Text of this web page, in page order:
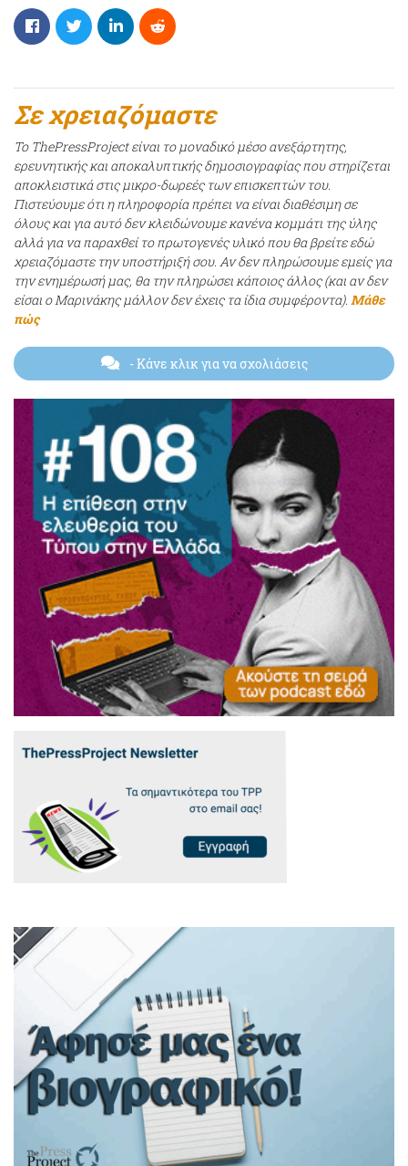
Σε χρειαζόμαστε
Το ThePressProject είναι το μοναδικό μέσο ανεξάρτητης,
ερευνητικής και αποκαλυπτικής δημοσιογραφίας που στηρίζεται
αποκλειστικά στις μικρο-δωρεές των επισκεπτών του.
Πιστεύουμε ότι η πληροφορία πρέπει να είναι διαθέσιμη σε
όλους και για αυτό δεν κλειδώνουμε κανένα κομμάτι της ύλης
αλλά για να παραχθεί το πρωτογενές υλικό που θα βρείτε εδώ
χρειαζόμαστε την υποστήριξή σου. Αν δεν πληρώσουμε εμείς για
την ενημέρωσή μας, θα την πληρώσει κάποιος άλλος (και αν δεν
είσαι ο Μαρινάκης μάλλον δεν έχεις τα ίδια συμφέροντα). Μάθε
πώς
- Κάνε κλικ για να σχολιάσεις